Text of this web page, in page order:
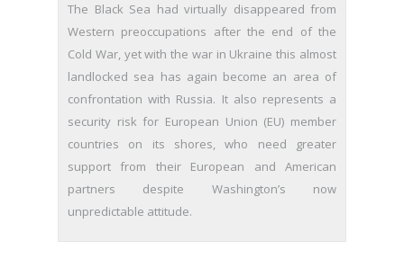
The Black Sea had virtually disappeared from
Western preoccupations after the end of the
Cold War, yet with the war in Ukraine this almost
landlocked sea has again become an area of
confrontation with Russia. It also represents a
security risk for European Union (EU) member
countries on its shores, who need greater
support from their European and American
partners despite Washington’s now
unpredictable attitude.